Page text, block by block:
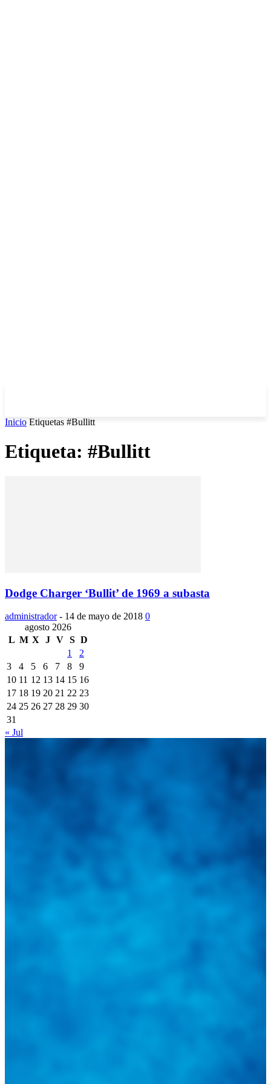
Inicio Etiquetas #Bullitt
Etiqueta: #Bullitt
Dodge Charger ‘Bullit’ de 1969 a subasta
administrador - 14 de mayo de 2018 0
agosto 2026
L M X J V S D
1
2
3
4 5 6 7 8
9
10 11 12 13 14 15 16
17 18 19 20 21 22 23
24 25 26 27 28 29 30
31
« Jul